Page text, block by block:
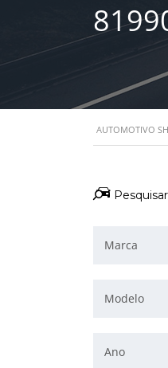
AUTOMOTIVO
Marca
Modelo
Ano